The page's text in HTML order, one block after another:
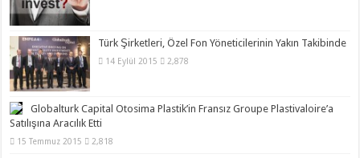
EMPEA & Globalturk Capital 4.Yıllık Konferansı Teaser Video – 5
Aralık 2019
Türk Şirketleri, Özel Fon Yöneticilerinin Yakın Takibinde
14 Eylül 2015 2,878
Globalturk Capital Otosima Plastik’in Fransız Groupe Plastivaloire’a
Satılışına Aracılık Etti
15 Temmuz 2015 2,818